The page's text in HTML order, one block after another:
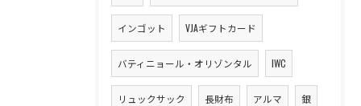
インゴット VJAギフトカード
バティニョール・オリゾンタル IWC
リュックサック 長財布 アルマ 銀